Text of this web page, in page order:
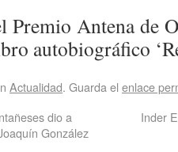
Premio Antena de
autobiográfico
Actualidad. Guarda el enlace
dio a
González
Inder